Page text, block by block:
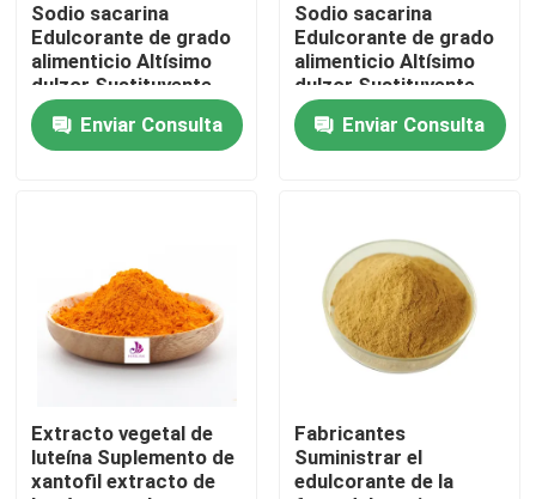
Sobre nosotros
Viaje de la fábrica
Noticias
Extracto natural de la planta
Sodio sacarina
Edulcorante de grado
alimenticio Altísimo
dulzor Sustituyente
del azúcar 99%
Enviar Consulta
Sodio sacarina
Edulcorante de grado
alimenticio Altísimo
dulzor Sustituyente
del azúcar 99%
Enviar Consulta
Extracto vegetal de
luteína Suplemento de
xantofil extracto de
Fabricantes
Suministrar el
edulcorante de la